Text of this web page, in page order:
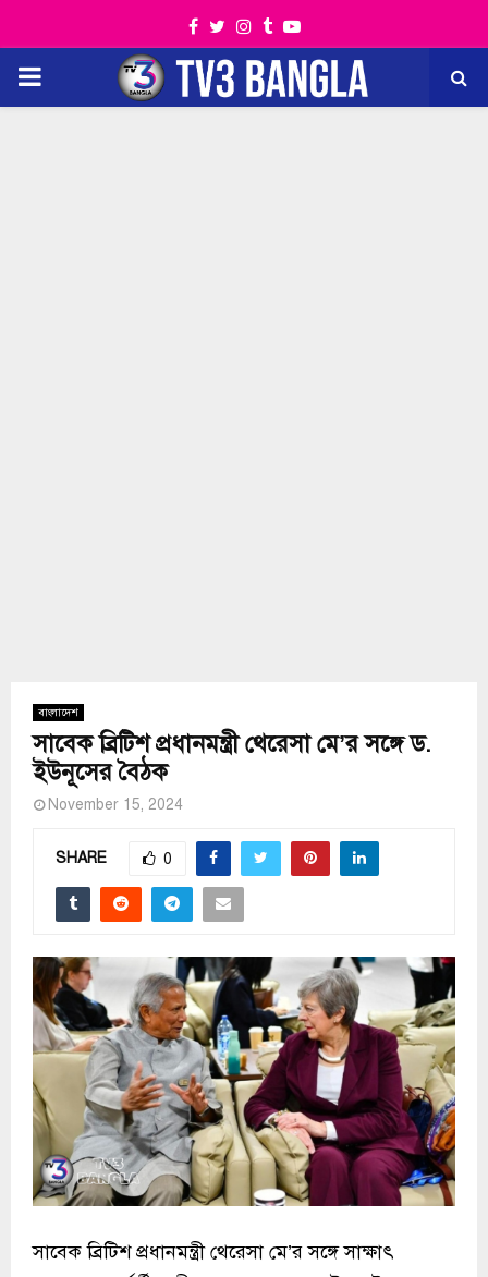
Facebook
TwitterInstagram
TumblrYoutube
PRIMARY
বাংলাদেশ
সাবেক ব্রিটিশ প্রধানমন্ত্রী থেরেসা মে’র সঙ্গে ড.
ইউনূসের বৈঠক
November 15, 2024
SHARE 0
সাবেক ব্রিটিশ প্রধানমন্ত্রী থেরেসা মে’র সঙ্গে সাক্ষাৎ